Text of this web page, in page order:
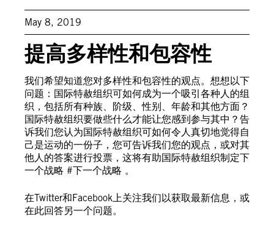
May 8, 2019
提高多样性和包容性
我们希望知道您对多样性和包容性的观点。想想以下
问题：国际特赦组织可如何成为一个吸引各种人的组
织，包括所有种族、阶级、性别、年龄和其他方面？
国际特赦组织要做些什么才能让您感到参与其中？告
诉我们您认为国际特赦组织可如何令人真切地觉得自
己是运动的一份子，您可告诉我们您的观点，或对其
他人的答案进行投票，这将有助国际特赦组织制定下
一个战略 #下一个战略 。
在Twitter和Facebook上关注我们以获取最新信息，或
在此回答另一个问题。